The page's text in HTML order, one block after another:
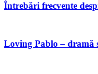
Întrebări frecvente
Loving Pablo – dramă